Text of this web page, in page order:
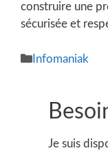
construire une
sécurisée et
Catégories
Infomaniak
Je suis